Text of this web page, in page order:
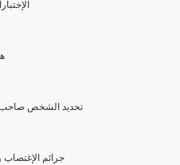
(12)
(14) تحديد الشخص
5- جرائم